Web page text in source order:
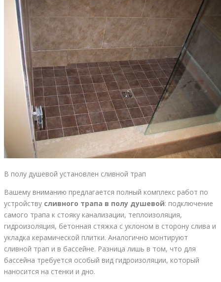
В полу душевой установлен сливной трап
Вашему вниманию предлагается полный комплекс работ по
устройству сливного трапа в полу душевой: подключение
самого трапа к стояку канализации, теплоизоляция,
гидроизоляция, бетонная стяжка с уклоном в сторону слива и
укладка керамической плитки. Аналогично монтируют
сливной трап и в бассейне. Разница лишь в том, что для
бассейна требуется особый вид гидроизоляции, который
наносится на стенки и дно.